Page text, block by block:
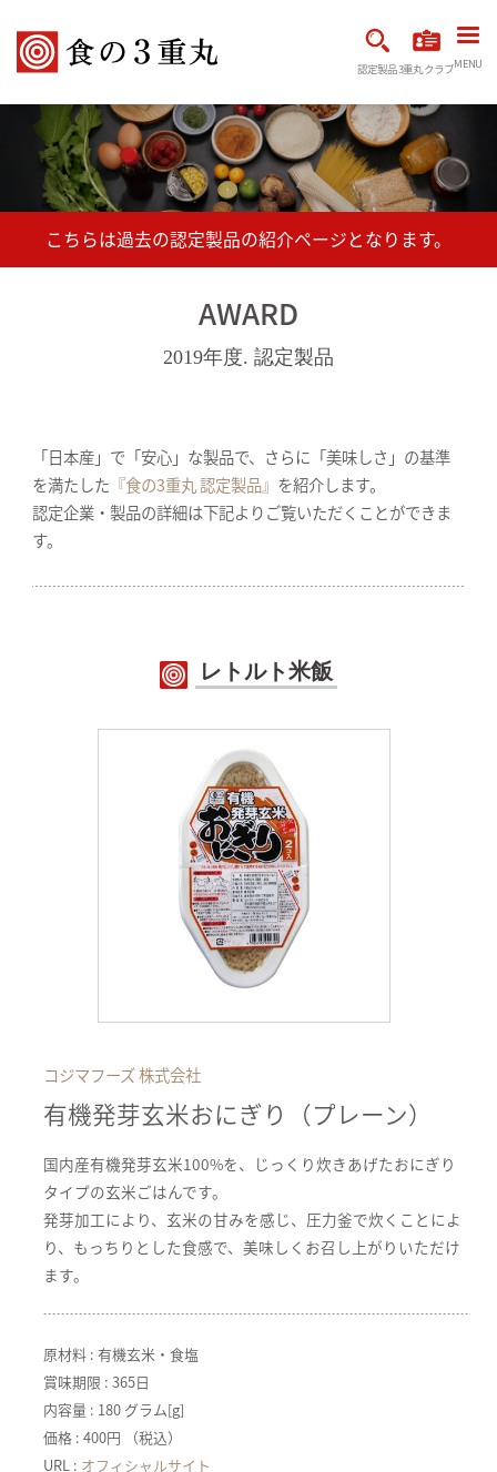
認定製品3重丸クラブMENU
AWARD
2019年度. 認定製品
「日本産」で「安心」な製品で、さらに「美味しさ」の基準
を満たした 『食の3重丸 認定製品』 を紹介します。
認定企業・製品の詳細は下記よりご覧いただくことができま
す。
レトルト米飯
コジマフーズ 株式会社
有機発芽玄米おにぎり（プレーン）
国内産有機発芽玄米100%を、じっくり炊きあげたおにぎり
タイプの玄米ごはんです。
発芽加工により、玄米の甘みを感じ、圧力釜で炊くことによ
り、もっちりとした食感で、美味しくお召し上がりいただけ
ます。
原材料 : 有機玄米・食塩
賞味期限 : 365日
内容量 : 180 グラム[g]
価格 : 400円 （税込）
URL : オフィシャルサイト